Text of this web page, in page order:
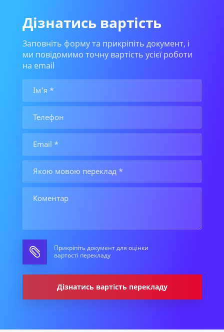
Дізнатись вартість
Заповніть форму та прикріпіть документ, і
ми повідомимо точну вартість усієї роботи
на email
Прикріпіть документ для оцінки
вартості перекладу
Дізнатись вартість перекладу